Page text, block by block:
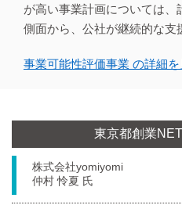
が高い事業計画については、
側面から、公社が継続的な支
事業可能性評価事業 の詳細を
東京都創業
株式会社yomiyomi
仲村 怜夏 氏